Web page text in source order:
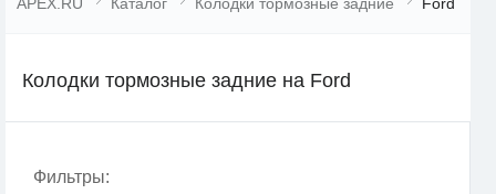
Колодки тормозные задние на Ford
Фильтры: